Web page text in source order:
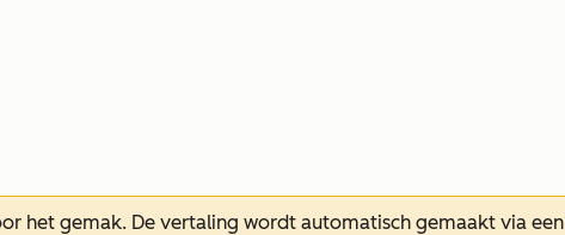
het gemak. De vertaling wordt automatisch gemaakt via een